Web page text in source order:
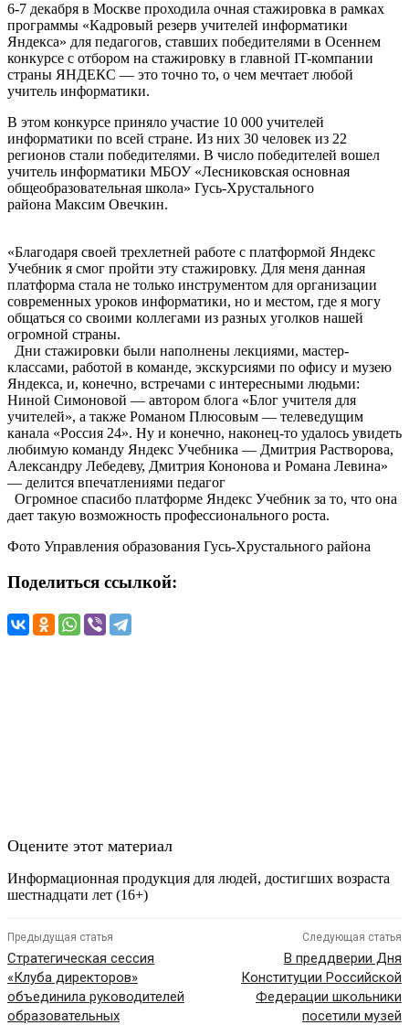
6-7 декабря в Москве проходила очная стажировка в рамках
программы «Кадровый резерв учителей информатики
Яндекса» для педагогов, ставших победителями в Осеннем
конкурсе с отбором на стажировку в главной IT-компании
страны ЯНДЕКС — это точно то, о чем мечтает любой
учитель информатики.
В этом конкурсе приняло участие 10 000 учителей
информатики по всей стране. Из них 30 человек из 22
регионов стали победителями. В число победителей вошел
учитель информатики МБОУ «Лесниковская основная
общеобразовательная школа» Гусь-Хрустального
района Максим Овечкин.
«Благодаря своей трехлетней работе с платформой Яндекс
Учебник я смог пройти эту стажировку. Для меня данная
платформа стала не только инструментом для организации
современных уроков информатики, но и местом, где я могу
общаться со своими коллегами из разных уголков нашей
огромной страны.
Дни стажировки были наполнены лекциями, мастер-
классами, работой в команде, экскурсиями по офису и музею
Яндекса, и, конечно, встречами с интересными людьми:
Ниной Симоновой — автором блога «Блог учителя для
учителей», а также Романом Плюсовым — телеведущим
канала «Россия 24». Ну и конечно, наконец-то удалось увидеть
любимую команду Яндекс Учебника — Дмитрия Растворова,
Александру Лебедеву, Дмитрия Кононова и Романа Левина»
— делится впечатлениями педагог
Огромное спасибо платформе Яндекс Учебник за то, что она
дает такую возможность профессионального роста.
Фото Управления образования Гусь-Хрустального района
Поделиться ссылкой:
Оцените этот материал
Информационная продукция для людей, достигших возраста
шестнадцати лет (16+)
Предыдущая статья
Стратегическая сессия
«Клуба директоров»
объединила руководителей
образовательных
Следующая статья
В преддверии Дня
Конституции Российской
Федерации школьники
посетили музей